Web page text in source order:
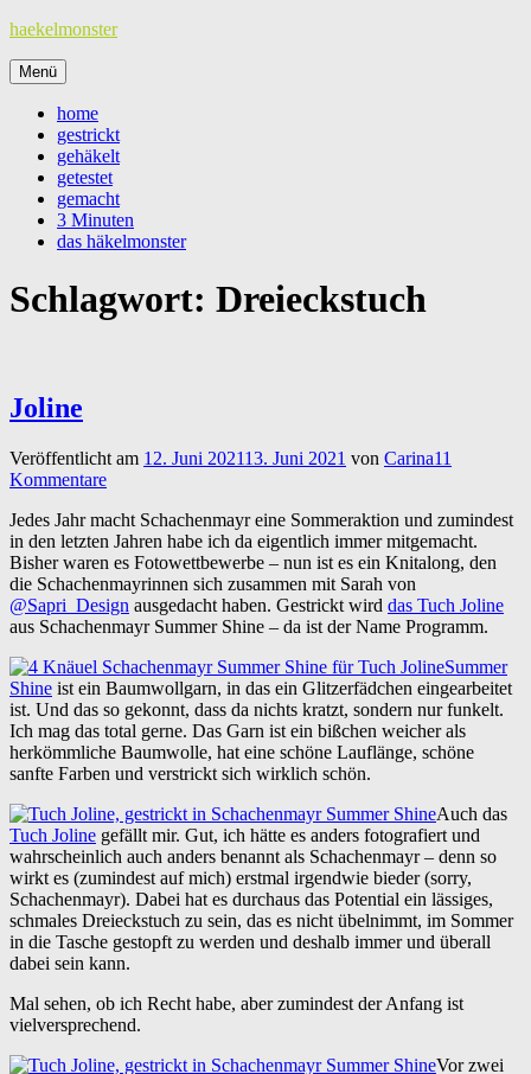
Zum
springen
haekelmonster
Menü
home
gestrickt
gehäkelt
getestet
gemacht
3 Minuten
das häkelmonster
Schlagwort: Dreieckstuch
Joline
Veröffentlicht am 12. Juni 202113. Juni 2021 von Carina11
Kommentare
Jedes Jahr macht Schachenmayr eine Sommeraktion und zumindest
in den letzten Jahren habe ich da eigentlich immer mitgemacht.
Bisher waren es Fotowettbewerbe – nun ist es ein Knitalong, den
die Schachenmayrinnen sich zusammen mit Sarah von
@Sapri_Design ausgedacht haben. Gestrickt wird das Tuch Joline
aus Schachenmayr Summer Shine – da ist der Name Programm.
Summer
Shine ist ein Baumwollgarn, in das ein Glitzerfädchen eingearbeitet
ist. Und das so gekonnt, dass da nichts kratzt, sondern nur funkelt.
Ich mag das total gerne. Das Garn ist ein bißchen weicher als
herkömmliche Baumwolle, hat eine schöne Lauflänge, schöne
sanfte Farben und verstrickt sich wirklich schön.
Auch das
Tuch Joline gefällt mir. Gut, ich hätte es anders fotografiert und
wahrscheinlich auch anders benannt als Schachenmayr – denn so
wirkt es (zumindest auf mich) erstmal irgendwie bieder (sorry,
Schachenmayr). Dabei hat es durchaus das Potential ein lässiges,
schmales Dreieckstuch zu sein, das es nicht übelnimmt, im Sommer
in die Tasche gestopft zu werden und deshalb immer und überall
dabei sein kann.
Mal sehen, ob ich Recht habe, aber zumindest der Anfang ist
vielversprechend.
Vor zwei